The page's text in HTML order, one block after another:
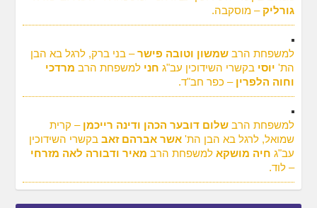
גורליק– מוסקבה.
למשפחת הרבשמשון וטובה פישר– בני ברק, לרגל בא הבן
הת' יוסי בקשרי השידוכין עב"ג חנילמשפחת הרב מרדכי
וחוה הלפרין – כפר חב"ד.
למשפחת הרבשלום דובער הכהן ודינה רייכמן – קרית
שמואל, לרגל בא הבן הת'אשר אברהם זאב בקשרי השידוכין
עב"ג חיה מושקא למשפחת הרב מאיר ודבורה לאה מזרחי
– לוד.